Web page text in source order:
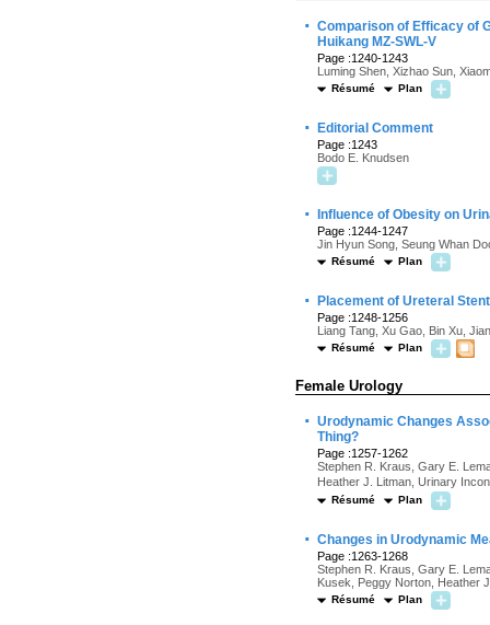
· Comparison of Efficacy of
Huikang MZ-SWL-V
Page :1240-1243
Luming Shen, Xizhao Sun,
Résumé Plan
· Editorial Comment
Page :1243
Bodo E. Knudsen
· Influence of Obesity on
Page :1244-1247
Jin Hyun Song, Seung Whan
Résumé Plan
· Placement of Ureteral
Page :1248-1256
Liang Tang, Xu Gao, Bin Xu,
Résumé Plan
Female Urology
· Urodynamic Changes
Thing?
Page :1257-1262
Stephen R. Kraus, Gary E.
Heather J. Litman, Urinary
Résumé Plan
· Changes in Urodynamic
Page :1263-1268
Stephen R. Kraus, Gary E.
Kusek, Peggy Norton, Heather
Résumé Plan